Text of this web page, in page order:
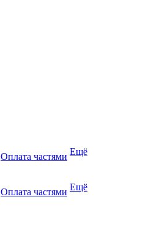
Оплата частями Ещё
Оплата частями Ещё